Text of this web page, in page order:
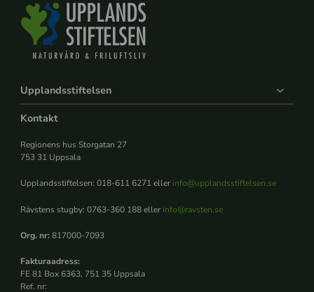
Upplandsstiftelsen
Kontakt
Regionens hus Storgatan 27
753 31 Uppsala
Upplandsstiftelsen: 018-611 6271 eller info@upplandsstiftelsen.se
Rävstens stugby: 0763-360 188 eller info@ravsten.se
Org. nr:817000-7093
Fakturaadress:
FE 81 Box 6363, 751 35 Uppsala
Ref. nr: